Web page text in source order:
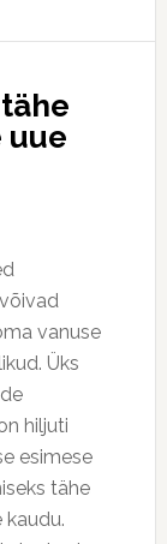
uue
vanuse
Üks
hiljuti
esimese
tähe